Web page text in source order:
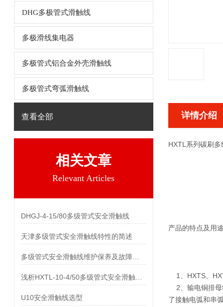
DHG多极管式滑触线
多极滑线集电器
多极管式铝合金外壳滑触线
多极管式弯弧滑触线
查看全部
相关文章
Relevant Articles
DHGJ-4-15/80多级管式安全滑触线
天津多级管式安全滑触线特性的简述
U10安全滑触线选型
详情介绍
HXTL系列碳刷
产品的特点及用
1、HXTS、
2、输电铜排母
了接触电弧和串